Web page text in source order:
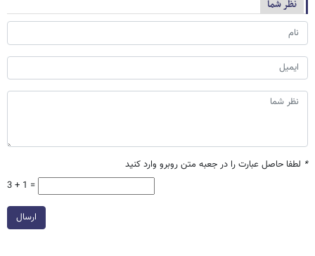
نظر شما
* لطفا حاصل عبارت را در جعبه متن روبرو وارد کنید
3 + 1 =
ارسال